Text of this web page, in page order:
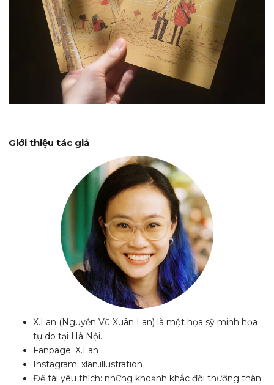
Giới thiệu tác giả
X.Lan (Nguyễn Vũ Xuân Lan) là một họa sỹ minh họa
tự do tại Hà Nội.
Fanpage: X.Lan
Instagram: xlan.illustration
Đề tài yêu thích: những khoảnh khắc đời thường thân